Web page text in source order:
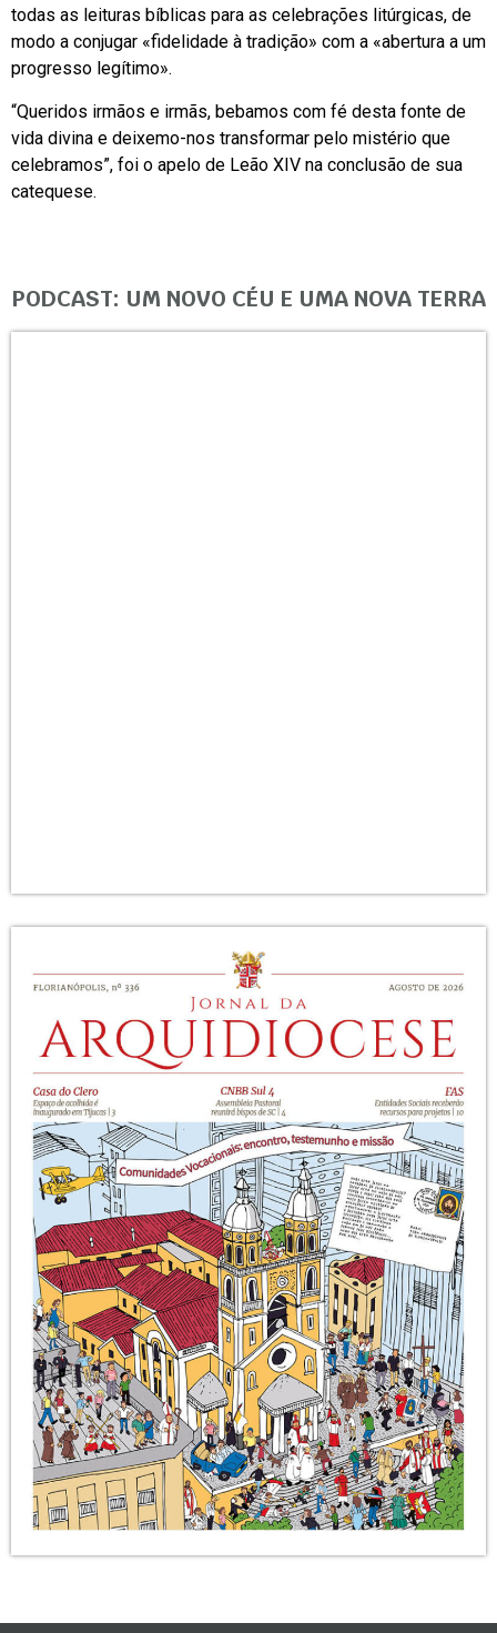
todas as leituras bíblicas para as celebrações litúrgicas, de
modo a conjugar «fidelidade à tradição» com a «abertura a um
progresso legítimo».
“Queridos irmãos e irmãs, bebamos com fé desta fonte de
vida divina e deixemo-nos transformar pelo mistério que
celebramos”, foi o apelo de Leão XIV na conclusão de sua
catequese.
PODCAST: UM NOVO CÉU E UMA NOVA TERRA